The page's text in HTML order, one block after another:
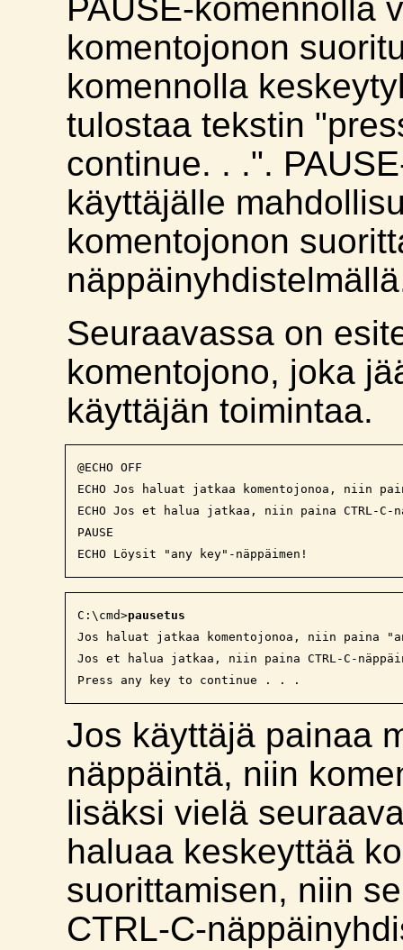
PAUSE-komennolla
komentojonon
komennolla
tulostaa tekstin
continue. . .".
käyttäjälle
komentojonon
Seuraavassa on
komentojono, joka
käyttäjän toimintaa.
@ECHO OFF
ECHO Jos haluat jatkaa komentojonoa, niin
ECHO Jos et halua jatkaa, niin paina CTRL-C-
PAUSE
C:\cmd>pausetus
Jos haluat jatkaa komentojonoa, niin paina
Jos et halua jatkaa, niin paina CTRL-C-
Jos käyttäjä painaa
näppäintä, niin
lisäksi vielä
haluaa keskeyttää
suorittamisen, niin
CTRL-C-